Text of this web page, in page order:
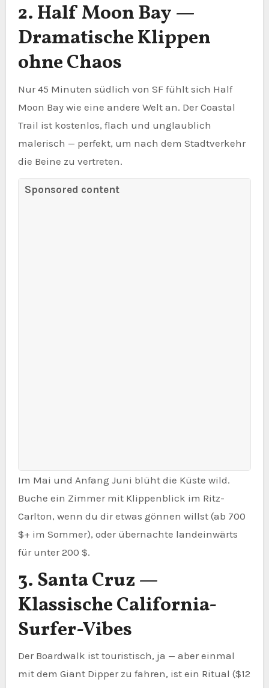
2. Half Moon Bay —
Dramatische Klippen
ohne Chaos
Nur 45 Minuten südlich von SF fühlt sich Half
Moon Bay wie eine andere Welt an. Der Coastal
Trail ist kostenlos, flach und unglaublich
malerisch — perfekt, um nach dem Stadtverkehr
die Beine zu vertreten.
Sponsored content
Im Mai und Anfang Juni blüht die Küste wild.
Buche ein Zimmer mit Klippenblick im Ritz-
Carlton, wenn du dir etwas gönnen willst (ab 700
$+ im Sommer), oder übernachte landeinwärts
für unter 200 $.
3. Santa Cruz —
Klassische California-
Surfer-Vibes
Der Boardwalk ist touristisch, ja — aber einmal
mit dem Giant Dipper zu fahren, ist ein Ritual ($12